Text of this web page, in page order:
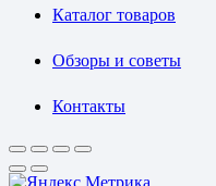
Каталог товаров
Обзоры и советы
Контакты